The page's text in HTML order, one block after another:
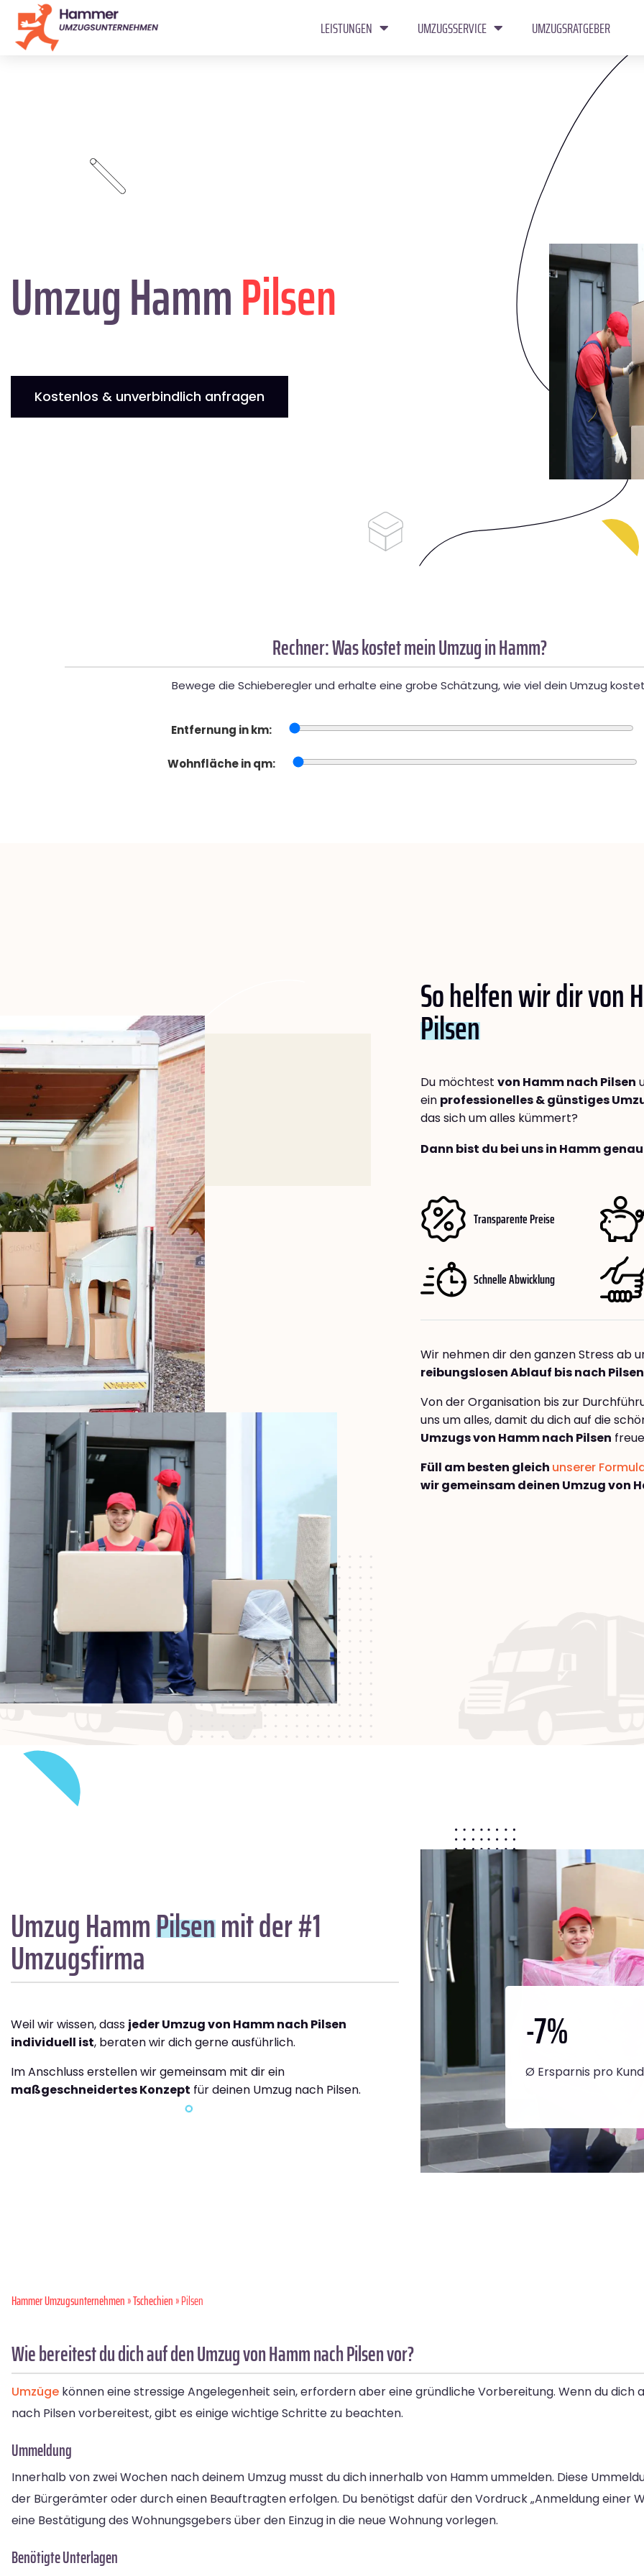
LEISTUNGEN UMZUGSSERVICE UMZUGSRATGEBER
Umzug HammPilsen
Kostenlos & unverbindlich anfragen
Rechner: Was kostet mein Umzug in Hamm?
Bewege die Schieberegler und erhalte eine grobe Schätzung, wie viel dein Umzug
Entfernung in km:
Wohnfläche in qm:
So helfen wir dir von
Pilsen
Du möchtest von Hamm nach Pilsen
ein professionelles & günstiges
das sich um alles kümmert?
Dann bist du bei uns in Hamm
Transparente Preise
Schnelle Abwicklung
Wir nehmen dir den ganzen Stress ab
reibungslosen Ablauf bis nach Pilsen
Von der Organisation bis zur
uns um alles, damit du dich auf die
Umzugs von Hamm nach Pilsen
Füll am besten gleich unserer
wir gemeinsam deinen Umzug von
Umzug HammPilsenmit der #1
Umzugsfirma
Weil wir wissen, dass jeder Umzug von Hamm nach Pilsen
individuell ist, beraten wir dich gerne ausführlich.
Im Anschluss erstellen wir gemeinsam mit dir ein
maßgeschneidertes Konzept für deinen Umzug nach Pilsen.
-7%
Ø Ersparnis pro
Hammer Umzugsunternehmen»Tschechien» Pilsen
Wie bereitest du dich auf den Umzug von Hamm nach Pilsen vor?
Umzüge können eine stressige Angelegenheit sein, erfordern aber eine gründliche Vorbereitung. Wenn du dich
nach Pilsen vorbereitest, gibt es einige wichtige Schritte zu beachten.
Ummeldung
Innerhalb von zwei Wochen nach deinem Umzug musst du dich innerhalb von Hamm ummelden. Diese
der Bürgerämter oder durch einen Beauftragten erfolgen. Du benötigst dafür den Vordruck „Anmeldung einer
eine Bestätigung des Wohnungsgebers über den Einzug in die neue Wohnung vorlegen.
Benötigte Unterlagen